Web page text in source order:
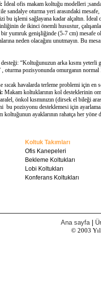
İdeal ofis makam koltuğu modelleri
sandalye oturma yeri arasındaki
bu işlemi sağlayana kadar alçaltın.
de ikinci önemli husustur,
bir yumruk genişliğinde (5-7 cm) mesafe
neden olacağını unutmayın. Bu
desteği: “Koltuğunuzun arka kısmı
, oturma pozisyonunda omurganın
sıcak havalarda terleme problemi için
Makam koltuklarının kol desteklerinin
önkol kısmınızın (dirsek el bileği
bu pozisyonu desteklemesi için
koltuğunun ayaklarının rahatça her
Koltuk Takımları
Ofis Kanepeleri
Bekleme Koltukları
Lobi Koltukları
Konferans Koltukları
Ana sayfa
© 2003